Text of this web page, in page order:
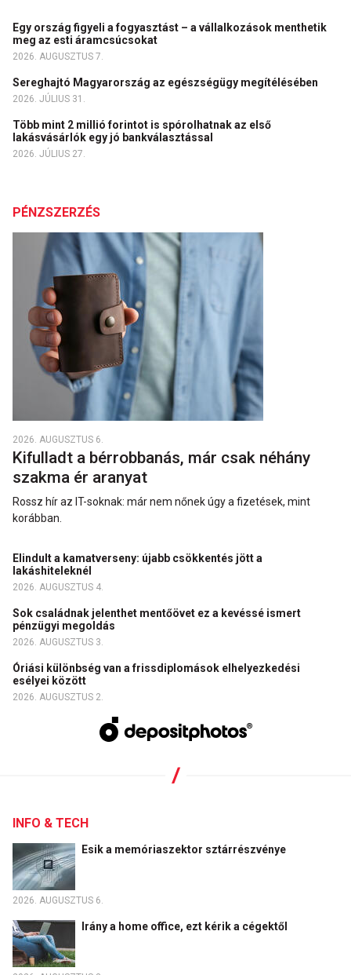
Egy ország figyeli a fogyasztást – a vállalkozások menthetik
meg az esti áramcsúcsokat
2026. AUGUSZTUS 7.
Sereghajtó Magyarország az egészségügy megítélésében
2026. JÚLIUS 31.
Több mint 2 millió forintot is spórolhatnak az első
lakásvásárlók egy jó bankválasztással
2026. JÚLIUS 27.
PÉNZSZERZÉS
2026. AUGUSZTUS 6.
Kifulladt a bérrobbanás, már csak néhány
szakma ér aranyat
Rossz hír az IT-soknak: már nem nőnek úgy a fizetések, mint
korábban.
Elindult a kamatverseny: újabb csökkentés jött a
lakáshiteleknél
2026. AUGUSZTUS 4.
Sok családnak jelenthet mentőövet ez a kevéssé ismert
pénzügyi megoldás
2026. AUGUSZTUS 3.
Óriási különbség van a frissdiplomások elhelyezkedési
esélyei között
2026. AUGUSZTUS 2.
INFO & TECH
Esik a memóriaszektor sztárrészvénye
2026. AUGUSZTUS 6.
Irány a home office, ezt kérik a cégektől